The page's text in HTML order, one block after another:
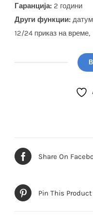
Гаранција: 2 години
Други функции:
12/24 приказ на време,
(BG.1.10613-
Share On
Pin This Product